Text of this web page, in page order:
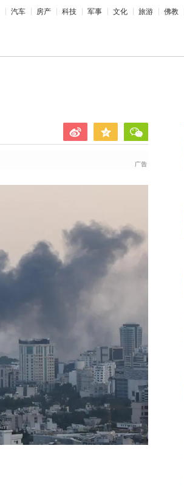
汽车 房产 科技 军事 文化 旅游 佛教